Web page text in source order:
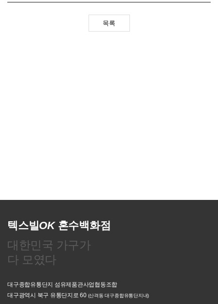
목록
텍스빌OK혼수백화점
대한민국 가구가
다 모였다
대구종합유통단지 섬유제품관사업협동조합
대구광역시 북구 유통단지로 60 (산격동 대구종합유통단지내)